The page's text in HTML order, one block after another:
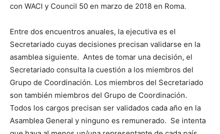
con WACI y Council 50 en marzo de 2018 en Roma.
Entre dos encuentros anuales, la ejecutiva es el
Secretariado cuyas decisiones precisan validarse en la
asamblea siguiente. Antes de tomar una decisión, el
Secretariado consulta la cuestión a los miembros del
Grupo de Coordinación. Los miembros del Secretariado
son también miembros del Grupo de Coordinación.
Todos los cargos precisan ser validados cada año en la
Asamblea General y ninguno es remunerado. Se intenta